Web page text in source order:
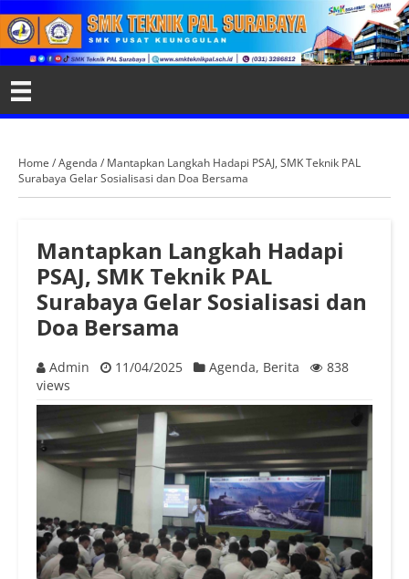
Home /Agenda / Mantapkan Langkah Hadapi PSAJ, SMK Teknik PAL
Surabaya Gelar Sosialisasi dan Doa Bersama
Mantapkan Langkah Hadapi
PSAJ, SMK Teknik PAL
Surabaya Gelar Sosialisasi dan
Doa Bersama
Admin 11/04/2025 Agenda, Berita
838
views